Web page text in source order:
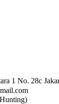
1 No. 28c